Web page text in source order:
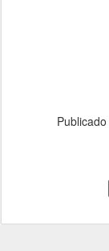
Publicado